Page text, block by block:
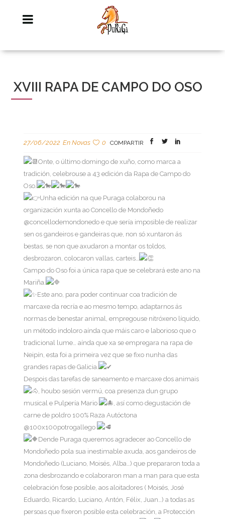
XVIII RAPA DE CAMPO DO OSO
27/06/2022 EnNovas 0 COMPARTIR
Onte, o último domingo de xuño, como marca a
tradición, celebrouse a 43 edición da Rapa de Campo do
Oso.
Unha edición na que Puraga colaborou na
organización xunta ao Concello de Mondoñedo
@concellodemondonedo e que sería imposible de realizar
sen os gandeiros e gandeiras que, non só xuntaron ás
bestas, se non que axudaron a montar os toldos,
desbrozaron, colocaron vallas, carteis…
Campo do Oso foi a única rapa que se celebrará este ano na
Mariña.
Este ano, para poder continuar coa tradición de
marcaxe da recría e ao mesmo tempo, adaptarnos ás
normas de benestar animal, empregouse nitróxeno líquido,
un método indoloro aínda que máis caro e laborioso que o
tradicional lume… aínda que xa se empregara na rapa de
Neipín, esta foi a primeira vez que se fixo nunha das
grandes rapas de Galicia.
Despois das tarefas de saneamento e marcaxe dos animais
, houbo sesión vermú, coa presenza dun grupo
musical e Pulpería Mario
, así como degustación de
carne de poldro 100% Raza Autóctona
@100x100potrogallego
Dende Puraga queremos agradecer ao Concello de
Mondoñedo pola sua inestimable axuda, aos gandeiros de
Mondoñedo (Luciano, Moisés, Alba…) que prepararon toda a
zona desbrozando e colaboraron man a man para que esta
celebración fose posible, aos aloitadores ( Moisés, José
Eduardo, Ricardo, Luciano, Antón, Félix, Juan…) a todas as
persoas que fixeron posible esta celebración, a Protección